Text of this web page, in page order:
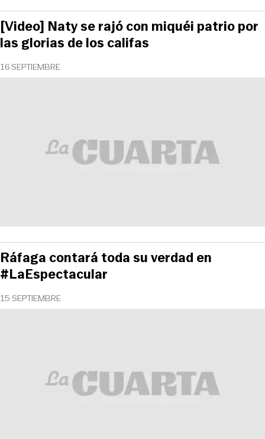
16 SEPTIEMBRE
[Video] Naty se rajó con miquéi patrio por
las glorias de los califas
15 SEPTIEMBRE
Ráfaga contará toda su verdad en
#LaEspectacular